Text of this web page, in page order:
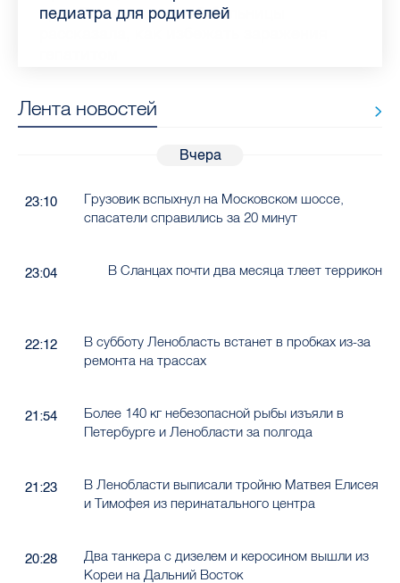
самых цитируемых СМИ Петербурга и
врач Елизаветинской больницы
педиатра для родителей
где самый высокий и самый низкий
воспаления ахиллова сухожилия летом
рассказала о возможностях для
Елизаветинской больницы ответила на
какие напитки можно приготовить дома
Лента новостей
Вчера
23:10
Грузовик вспыхнул на Московском шоссе,
спасатели справились за 20 минут
23:04 В Сланцах почти два месяца тлеет террикон
22:12
В субботу Ленобласть встанет в пробках из-за
ремонта на трассах
21:54
Более 140 кг небезопасной рыбы изъяли в
Петербурге и Ленобласти за полгода
21:23
В Ленобласти выписали тройню Матвея Елисея
и Тимофея из перинатального центра
20:28
Два танкера с дизелем и керосином вышли из
Кореи на Дальний Восток